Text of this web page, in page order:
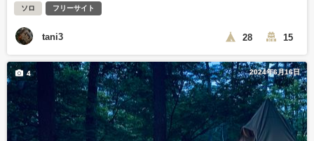
ソロ フリーサイト
tani3 28 15
2024年6月16日
4